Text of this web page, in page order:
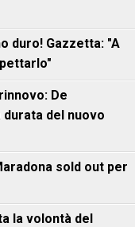
duro! Gazzetta: "A
De
del nuovo
sold out per
la volontà del